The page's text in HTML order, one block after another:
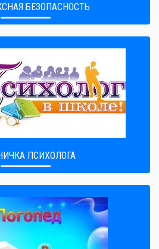
БЕЗОПАСНОСТЬ
ПСИХОЛОГА